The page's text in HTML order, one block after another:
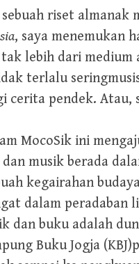
riset almanak
, saya menemukan
lebih dari
terlalu
cerita pendek. Atau,
MocoSik ini
musik berada
kegairahan
dalam peradaban
dan buku adalah
Buku Jogja